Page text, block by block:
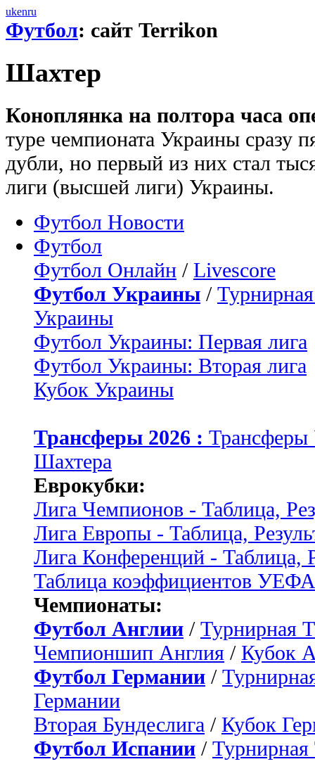
ukenru
Футбол: сайт Terrikon
Шахтер
Коноплянка на полтора часа
туре чемпионата Украины сразу
дубли, но первый из них стал
лиги (высшей лиги) Украины.
Футбол Новости
Футбол
Футбол Онлайн / Livescore
Футбол Украины /
Украины
Футбол Украины: Первая лига
Футбол Украины: Вторая лига
Кубок Украины
Трансферы 2026 :
Шахтера
Еврокубки:
Лига Чемпионов - Таблица,
Лига Европы - Таблица,
Лига Конференций - Таблица,
Таблица коэффициентов УЕФА
Чемпионаты:
Футбол Англии / Турнирная
Чемпионшип Англия / Кубок
Футбол Германии /
Германии
Вторая Бундеслига / Кубок
Футбол Испании / Турнирная